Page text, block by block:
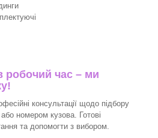
робочий час – ми
консультації щодо підбору
номером кузова. Готові
та допомогти з вибором.